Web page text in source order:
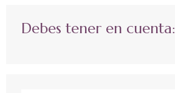
Debes tener en cuenta: